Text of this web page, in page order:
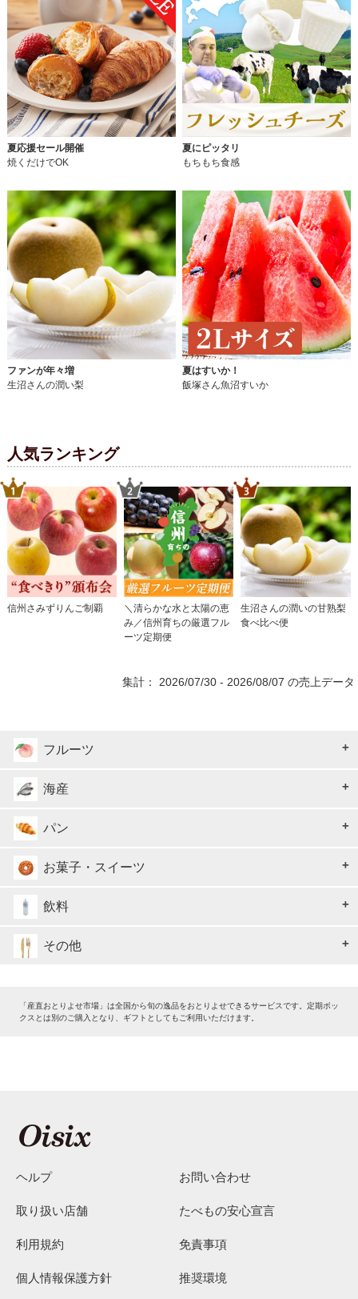
夏応援セール開催
焼くだけでOK
夏にピッタリ
もちもち食感
ファンが年々増
生沼さんの潤い梨
夏はすいか！
飯塚さん魚沼すいか
人気ランキング
信州さみずりんご制覇
＼清らかな水と太陽の恵
み／信州育ちの厳選フル
ーツ定期便
生沼さんの潤いの甘熟梨
食べ比べ便
集計： 2026/07/30 - 2026/08/07 の売上データ
フルーツ
海産
パン
お菓子・スイーツ
飲料
その他
「産直おとりよせ市場」は全国から旬の逸品をおとりよせできるサービスです。定期ボッ
クスとは別のご購入となり、ギフトとしてもご利用いただけます。
ヘルプ お問い合わせ
取り扱い店舗 たべもの安心宣言
利用規約 免責事項
個人情報保護方針 推奨環境